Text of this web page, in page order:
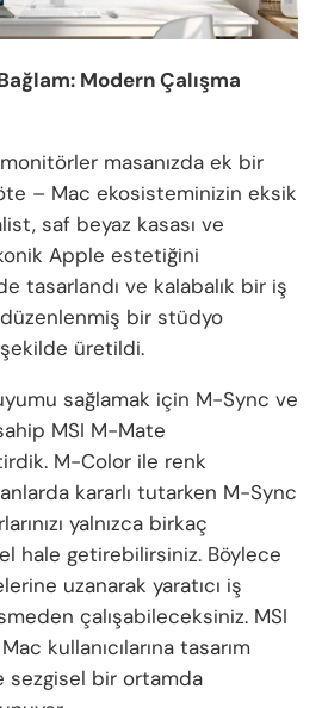
Modern Çalışma
masanızda ek bir
– Mac ekosisteminizin eksik
saf beyaz kasası ve
Apple estetiğini
tasarlandı ve kalabalık bir iş
bir stüdyo
üretildi.
sağlamak için M-Sync ve
MSI M-Mate
M-Color ile renk
kararlı tutarken M-Sync
yalnızca birkaç
hale getirebilirsiniz. Böylece
uzanarak yaratıcı iş
çalışabileceksiniz. MSI
kullanıcılarına tasarım
sezgisel bir ortamda